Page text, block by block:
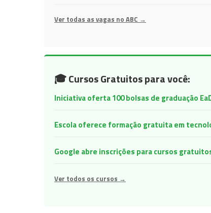
Ver todas as vagas no ABC →
🎓 Cursos Gratuitos para você:
Iniciativa oferta 100 bolsas de graduação
Escola oferece formação gratuita em
Google abre inscrições para cursos
Ver todos os cursos →